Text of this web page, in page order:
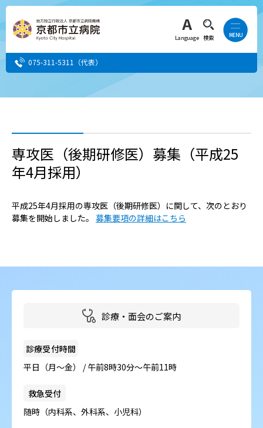
Language 検索
075-311-5311 （代表）
人間ドック希望の方
当院へ就職希望の方
病院の概要
専攻医（後期研修医）募集（平成25
年4月採用）
平成25年4月採用の専攻医（後期研修医）に関して、次のとおり
募集を開始しました。 募集要項の詳細はこちら
診療・面会のご案内
診療受付時間
平日（月～金） / 午前8時30分～午前11時
救急受付
随時（内科系、外科系、小児科）